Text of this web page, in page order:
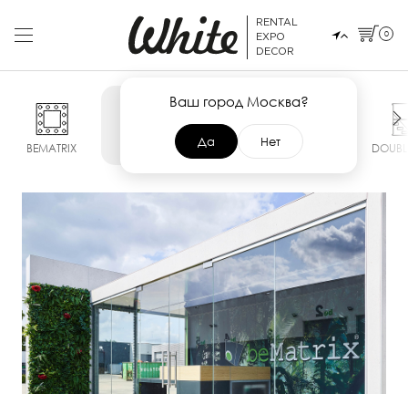
RENTAL
EXPO
DECOR
Ваш город Москва?
Да Нет
0
BEMATRIX SMART MAXIMA